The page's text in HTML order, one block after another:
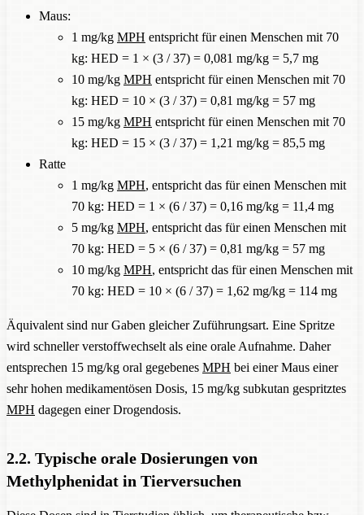
Maus:
1 mg/kg MPH entspricht für einen Menschen mit 70
kg: HED = 1 × (3 / 37) = 0,081 mg/kg = 5,7 mg
10 mg/kg MPH entspricht für einen Menschen mit 70
kg: HED = 10 × (3 / 37) = 0,81 mg/kg = 57 mg
15 mg/kg MPH entspricht für einen Menschen mit 70
kg: HED = 15 × (3 / 37) = 1,21 mg/kg = 85,5 mg
Ratte
1 mg/kg MPH, entspricht das für einen Menschen mit
70 kg: HED = 1 × (6 / 37) = 0,16 mg/kg = 11,4 mg
5 mg/kg MPH, entspricht das für einen Menschen mit
70 kg: HED = 5 × (6 / 37) = 0,81 mg/kg = 57 mg
10 mg/kg MPH, entspricht das für einen Menschen mit
70 kg: HED = 10 × (6 / 37) = 1,62 mg/kg = 114 mg
Äquivalent sind nur Gaben gleicher Zuführungsart. Eine Spritze
wird schneller verstoffwechselt als eine orale Aufnahme. Daher
entsprechen 15 mg/kg oral gegebenes MPH bei einer Maus einer
sehr hohen medikamentösen Dosis, 15 mg/kg subkutan gespritztes
MPH dagegen einer Drogendosis.
2.2. Typische orale Dosierungen von
Methylphenidat in Tierversuchen